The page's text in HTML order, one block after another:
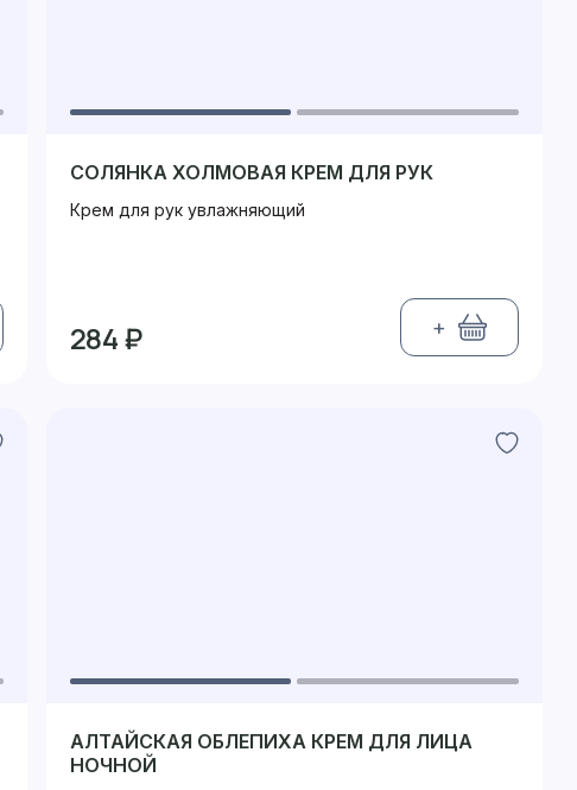
СОЛЯНКА ХОЛМОВАЯ КРЕМ ДЛЯ РУК
Крем для рук увлажняющий
284 ₽ +
АЛТАЙСКАЯ ОБЛЕПИХА КРЕМ ДЛЯ ЛИЦА
НОЧНОЙ